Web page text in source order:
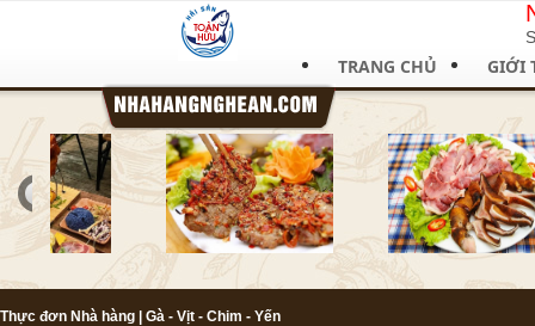
TRANG CHỦ GIỚI
Thực đơn Nhà hàng Gà - Vịt - Chim - Yến